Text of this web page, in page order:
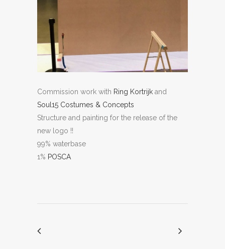
Commission work with Ring Kortrijk and
Soul15 Costumes & Concepts
Structure and painting for the release of the
new logo !!
99% waterbase
1% POSCA